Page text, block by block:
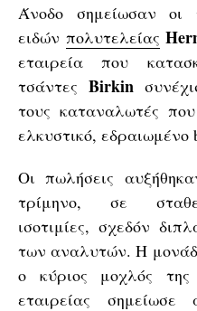
Άνοδο σημείωσαν οι
ειδών πολυτελείας
εταιρεία που
τσάντεςBirkin
τους καταναλωτές
ελκυστικό, εδραιωμένο
Οι πωλήσεις
τρίμηνο, σε
ισοτιμίες, σχεδόν
των αναλυτών. Η
ο κύριος μοχλός
εταιρείας